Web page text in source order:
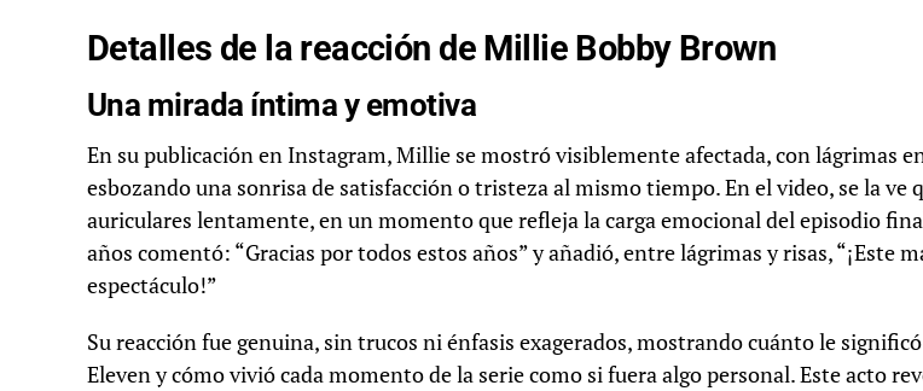
Detalles de la reacción de Millie Bobby Brown
Una mirada íntima y emotiva
En su publicación en Instagram, Millie se mostró visiblemente afectada, con lágrimas
esbozando una sonrisa de satisfacción o tristeza al mismo tiempo. En el video, se la ve
auriculares lentamente, en un momento que refleja la carga emocional del episodio
años comentó: “Gracias por todos estos años” y añadió, entre lágrimas y risas, “¡Este
espectáculo!”
Su reacción fue genuina, sin trucos ni énfasis exagerados, mostrando cuánto le
Eleven y cómo vivió cada momento de la serie como si fuera algo personal. Este acto